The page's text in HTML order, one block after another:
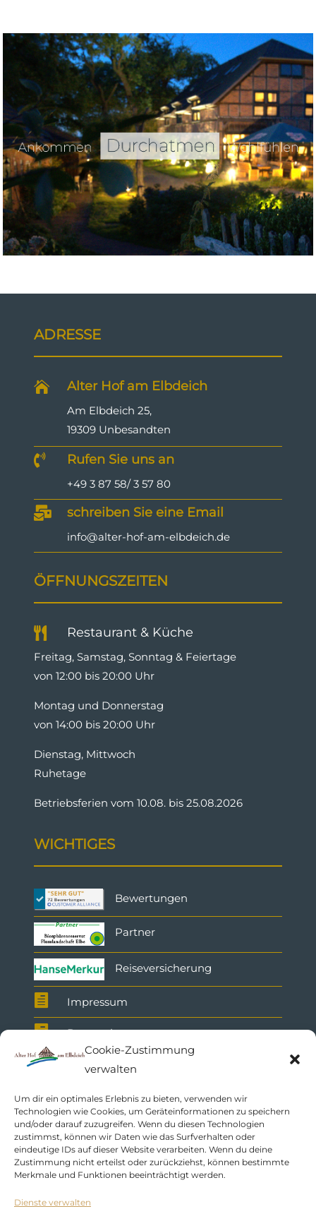
Cookie-Zustimmung
verwalten
Um dir ein optimales Erlebnis zu bieten, verwenden wir
Technologien wie Cookies, um Geräteinformationen zu speichern
und/oder darauf zuzugreifen. Wenn du diesen Technologien
zustimmst, können wir Daten wie das Surfverhalten oder
eindeutige IDs auf dieser Website verarbeiten. Wenn du deine
Zustimmung nicht erteilst oder zurückziehst, können bestimmte
Merkmale und Funktionen beeinträchtigt werden.
Dienste verwalten
ADRESSE
 Alter Hof am Elbdeich
Am Elbdeich 25,
19309 Unbesandten
 Rufen Sie uns an
+49 3 87 58/ 3 57 80
 schreiben Sie eine Email
info@alter-hof-am-elbdeich.de
ÖFFNUNGSZEITEN
 Restaurant & Küche
Freitag, Samstag, Sonntag & Feiertage
von 12:00 bis 20:00 Uhr
Montag und Donnerstag
von 14:00 bis 20:00 Uhr
Dienstag, Mittwoch
Ruhetage
Betriebsferien vom 10.08. bis 25.08.2026
WICHTIGES
Bewertungen
Partner
Reiseversicherung
 Impressum
 Datenschutz
